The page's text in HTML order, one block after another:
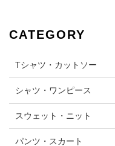
CATEGORY
Tシャツ・カットソー
シャツ・ワンピース
スウェット・ニット
パンツ・スカート